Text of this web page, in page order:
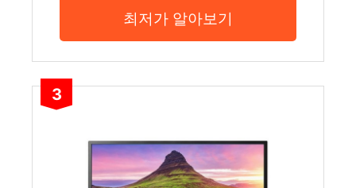
최저가 알아보기
3